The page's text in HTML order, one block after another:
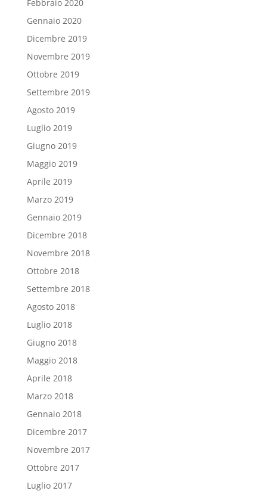
Febbraio 2020
Gennaio 2020
Dicembre 2019
Novembre 2019
Ottobre 2019
Settembre 2019
Agosto 2019
Luglio 2019
Giugno 2019
Maggio 2019
Aprile 2019
Marzo 2019
Gennaio 2019
Dicembre 2018
Novembre 2018
Ottobre 2018
Settembre 2018
Agosto 2018
Luglio 2018
Giugno 2018
Maggio 2018
Aprile 2018
Marzo 2018
Gennaio 2018
Dicembre 2017
Novembre 2017
Ottobre 2017
Luglio 2017